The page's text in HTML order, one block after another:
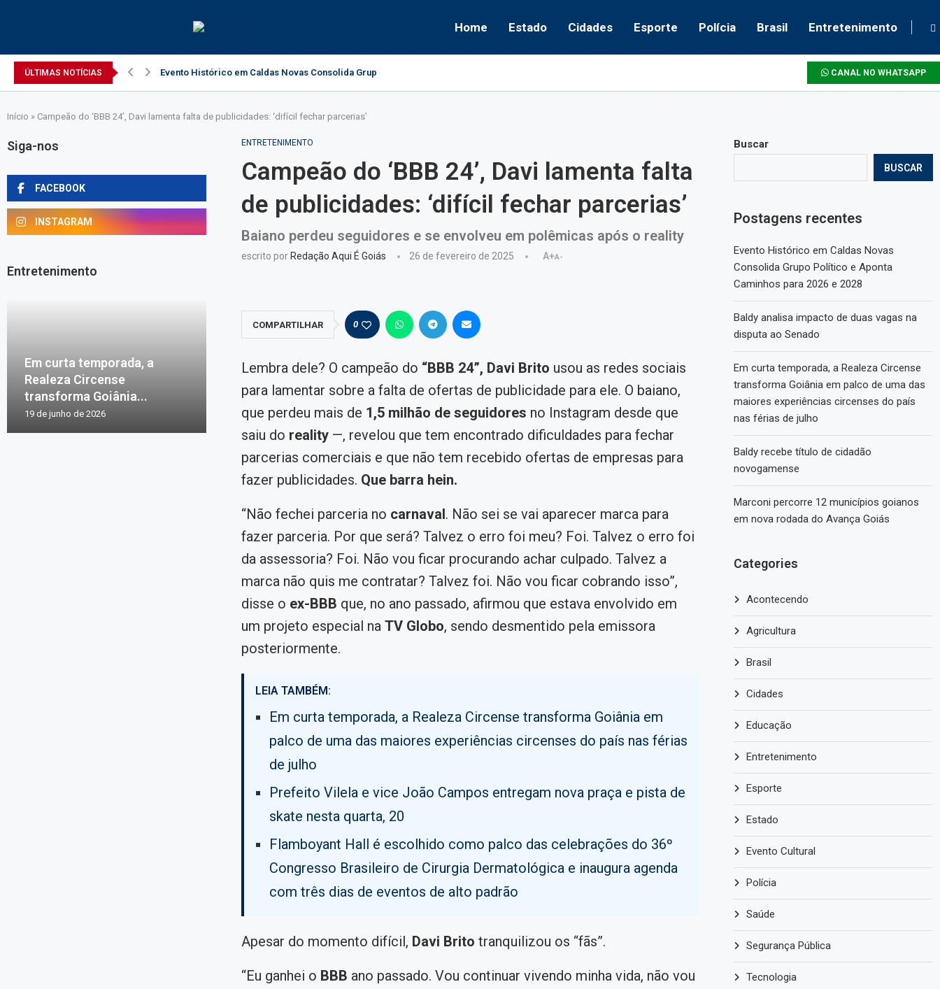
Home Estado Cidades Esporte Polícia Brasil Entretenimento
ÚLTIMAS NOTÍCIAS Evento Histórico em Caldas Novas Consolida Grupo Político e Aponta Caminhos... CANAL NO WHATSAPP
Início » Campeão do ‘BBB 24’, Davi lamenta falta de publicidades: ‘difícil fechar parcerias’
ENTRETENIMENTO
Campeão do ‘BBB 24’, Davi lamenta falta
de publicidades: ‘difícil fechar parcerias’
Baiano perdeu seguidores e se envolveu em polêmicas após o reality
escrito por Redação Aqui É Goiás 26 de fevereiro de 2025 A+A-
COMPARTILHAR 0
Lembra dele? O campeão do “BBB 24”, Davi Brito usou as redes sociais
para lamentar sobre a falta de ofertas de publicidade para ele. O baiano,
que perdeu mais de 1,5 milhão de seguidores no Instagram desde que
saiu do reality —, revelou que tem encontrado dificuldades para fechar
parcerias comerciais e que não tem recebido ofertas de empresas para
fazer publicidades. Que barra hein.
“Não fechei parceria no carnaval. Não sei se vai aparecer marca para
fazer parceria. Por que será? Talvez o erro foi meu? Foi. Talvez o erro foi
da assessoria? Foi. Não vou ficar procurando achar culpado. Talvez a
marca não quis me contratar? Talvez foi. Não vou ficar cobrando isso”,
disse o ex-BBB que, no ano passado, afirmou que estava envolvido em
um projeto especial na TV Globo, sendo desmentido pela emissora
posteriormente.
LEIA TAMBÉM:
Em curta temporada, a Realeza Circense transforma Goiânia em
palco de uma das maiores experiências circenses do país nas férias
de julho
Prefeito Vilela e vice João Campos entregam nova praça e pista de
skate nesta quarta, 20
Flamboyant Hall é escolhido como palco das celebrações do 36º
Congresso Brasileiro de Cirurgia Dermatológica e inaugura agenda
com três dias de eventos de alto padrão
Apesar do momento difícil, Davi Brito tranquilizou os “fãs”.
“Eu ganhei o BBB ano passado. Vou continuar vivendo minha vida, não vou
Buscar
BUSCAR
Postagens recentes
Evento Histórico em Caldas Novas
Consolida Grupo Político e Aponta
Caminhos para 2026 e 2028
Baldy analisa impacto de duas vagas na
disputa ao Senado
Em curta temporada, a Realeza Circense
transforma Goiânia em palco de uma das
maiores experiências circenses do país
nas férias de julho
Baldy recebe título de cidadão
novogamense
Marconi percorre 12 municípios goianos
em nova rodada do Avança Goiás
Categories
Acontecendo
Agricultura
Brasil
Cidades
Educação
Entretenimento
Esporte
Estado
Evento Cultural
Polícia
Saúde
Segurança Pública
Tecnologia
Siga-nos
FACEBOOK
INSTAGRAM
Entretenimento
Em curta temporada, a
Realeza Circense
transforma Goiânia...
19 de junho de 2026